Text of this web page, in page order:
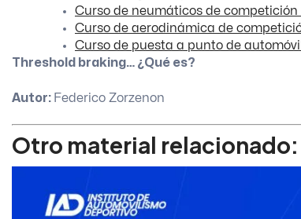
Curso de neumáticos de
Curso de aerodinámica de
Curso de puesta a punto de
Threshold braking… ¿Qué es?
Autor: Federico Zorzenon
Otro material relacionado: